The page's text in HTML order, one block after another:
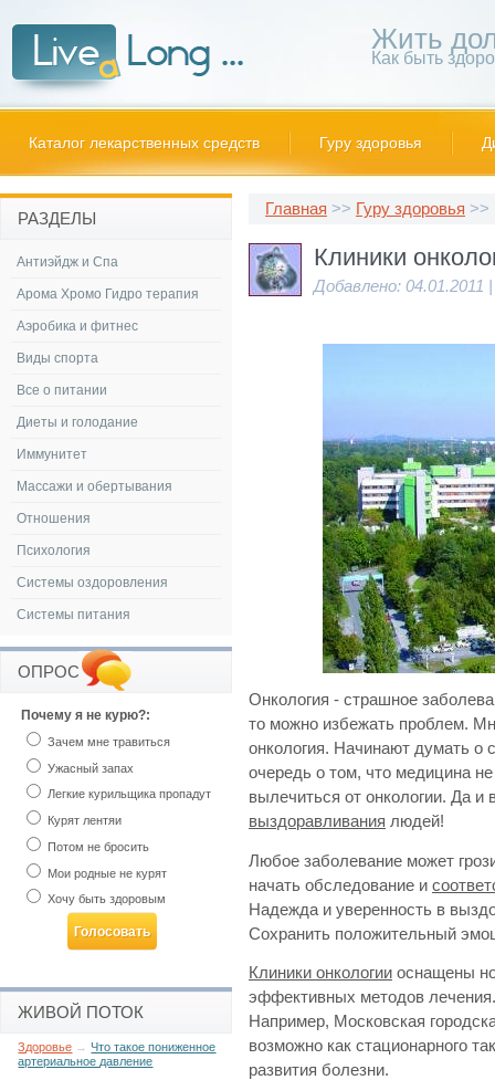
Жить
Как быть
Каталог лекарственных средств Гуру здоровья
Главная >> Гуру здоровья >>
Клиники
Добавлено:
Онкология - страшное
то можно избежать проблем.
онкология. Начинают думать
очередь о том, что медицина
вылечиться от онкологии. Да
выздоравливания людей!
Любое заболевание может
начать обследование и
Надежда и уверенность в
Сохранить положительный
Клиники онкологии оснащены
эффективных методов
Например, Московская
возможно как стационарного
развития болезни.
РАЗДЕЛЫ
Антиэйдж и Спа
Арома Хромо Гидро терапия
Аэробика и фитнес
Виды спорта
Все о питании
Диеты и голодание
Иммунитет
Массажи и обертывания
Отношения
Психология
Системы оздоровления
Системы питания
ОПРОС
Почему я не курю?:
Зачем мне травиться
Ужасный запах
Легкие курильщика пропадут
Курят лентяи
Потом не бросить
Мои родные не курят
Хочу быть здоровым
ЖИВОЙ ПОТОК
Здоровье →Что такое пониженное
артериальное давление